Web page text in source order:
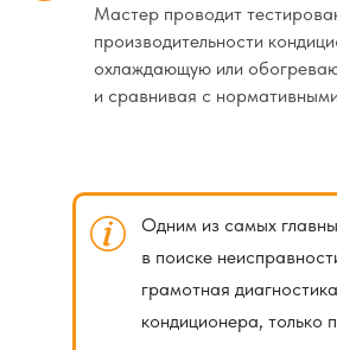
Мастер проводит
производительности
охлаждающую или
и сравнивая с
Одним из самых
в поиске
грамотная диагностика
кондиционера, только